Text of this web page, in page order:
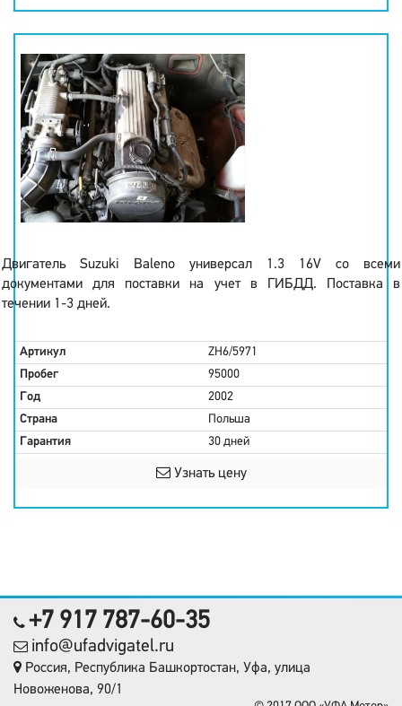
Двигатель Suzuki Baleno универсал 1.3 16V со всеми
документами для поставки на учет в ГИБДД. Поставка в
течении 1-3 дней.
Артикул
ZH6/5971
Пробег
95000
Год
2002
Страна
Польша
Гарантия
30 дней
Узнать цену
+7 917 787-60-35
info@ufadvigatel.ru
Россия, Республика Башкортостан, Уфа, улица
Новоженова, 90/1